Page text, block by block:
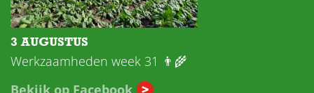
3 AUGUSTUS
Werkzaamheden week 31 👨‍🌾